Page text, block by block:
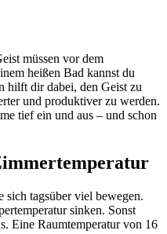
müssen vor dem
heißen Bad kannst du
hilft dir dabei, den Geist zu
und produktiver zu werden.
tief ein und aus – und schon
sich tagsüber viel bewegen.
sinken. Sonst
Eine Raumtemperatur von 16